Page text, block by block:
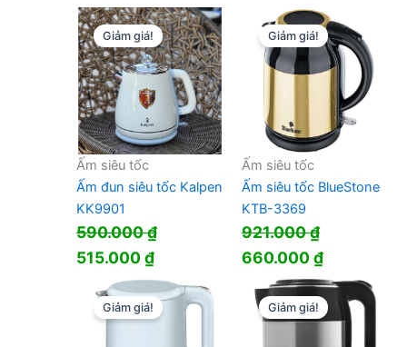
gốc
là:
799.000 ₫.
hiện
tại
là:
415.000 ₫.
1.230.000 ₫.
hiện
tại
là:
750.000 ₫.
Giảm giá!
Ấm siêu tốc
Ấm đun siêu tốc Kalpen
KK9901
590.000₫
Giá
515.000₫Giá
hiện
tại
Giảm giá!
Ấm siêu tốc
Ấm siêu tốc BlueStone
KTB-3369
921.000₫
Giá
gốc
là:
660.000₫Giá
hiện
tại
Giảm giá! Giảm giá!